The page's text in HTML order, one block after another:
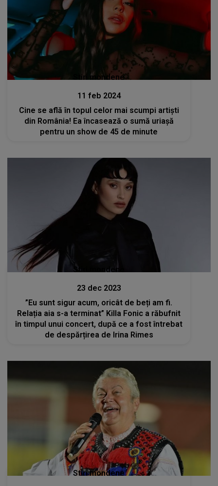
Stiri mondene
11 feb 2024
Cine se află în topul celor mai scumpi artiști
din România! Ea încasează o sumă uriașă
pentru un show de 45 de minute
Stiri mondene
23 dec 2023
”Eu sunt sigur acum, oricât de beți am fi.
Relația aia s-a terminat” Killa Fonic a răbufnit
în timpul unui concert, după ce a fost întrebat
de despărțirea de Irina Rimes
Stiri mondene